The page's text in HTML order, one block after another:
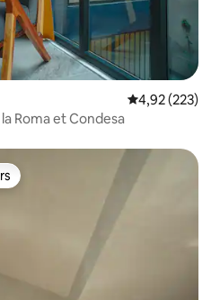
Note
4,92 (223)
Roma et Condesa
les plus aimés